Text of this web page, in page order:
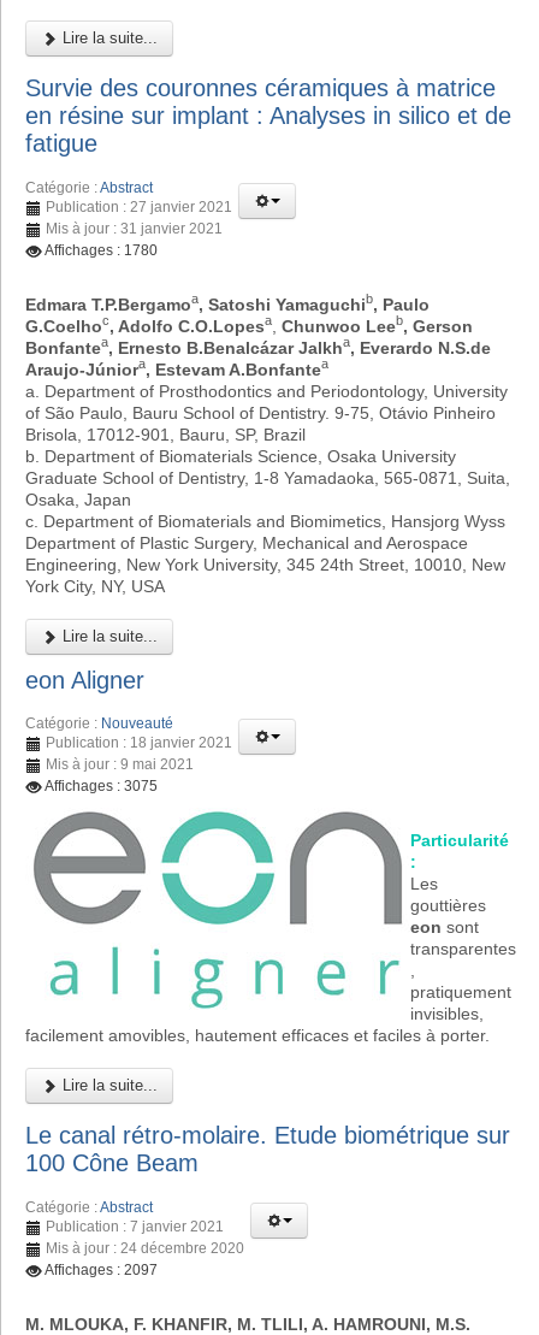
Lire la suite...
Survie des couronnes céramiques à matrice
en résine sur implant : Analyses in silico et de
fatigue
Catégorie :Abstract
Publication : 27 janvier 2021
Mis à jour : 31 janvier 2021
Affichages : 1780
Edmara T.P.Bergamoa, Satoshi Yamaguchib, Paulo
G.Coelhoc, Adolfo C.O.Lopesa Chunwoo Leeb, Gerson
Bonfantea, Ernesto B.Benalcázar Jalkha, Everardo N.S.de
Araujo-Júniora, Estevam A.Bonfantea
a. Department of Prosthodontics and Periodontology, University
of São Paulo, Bauru School of Dentistry. 9-75, Otávio Pinheiro
Brisola, 17012-901, Bauru, SP, Brazil
b. Department of Biomaterials Science, Osaka University
Graduate School of Dentistry, 1-8 Yamadaoka, 565-0871, Suita,
Osaka, Japan
c. Department of Biomaterials and Biomimetics, Hansjorg Wyss
Department of Plastic Surgery, Mechanical and Aerospace
Engineering, New York University, 345 24th Street, 10010, New
York City, NY, USA
Lire la suite...
eon Aligner
Catégorie : Nouveauté
Publication : 18 janvier 2021
Mis à jour : 9 mai 2021
Affichages : 3075
Particularité
:
Les
gouttières
eon sont
transparentes
,
pratiquement
invisibles,
facilement amovibles, hautement efficaces et faciles à porter.
Lire la suite...
Le canal rétro-molaire. Etude biométrique sur
100 Cône Beam
Catégorie :Abstract
Publication : 7 janvier 2021
Mis à jour : 24 décembre 2020
Affichages : 2097
M. MLOUKA, F. KHANFIR, M. TLILI, A. HAMROUNI, M.S.